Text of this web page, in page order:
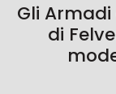
Gli
di